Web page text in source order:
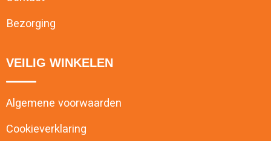
Bezorging
VEILIG WINKELEN
Algemene voorwaarden
Cookieverklaring